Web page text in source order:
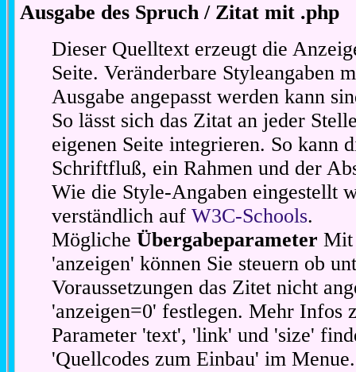
Ausgabe des Spruch / Zitat mit .php
Dieser Quelltext erzeugt die
Seite. Veränderbare Styleangaben
Ausgabe angepasst werden kann
So lässt sich das Zitat an jeder
eigenen Seite integrieren. So kann
Schriftfluß, ein Rahmen und der
Wie die Style-Angaben eingestellt
verständlich aufW3C-Schools.
MöglicheÜbergabeparameter Mit
'anzeigen' können Sie steuern ob
Voraussetzungen das Zitet nicht
'anzeigen=0' festlegen. Mehr Infos
Parameter 'text', 'link' und 'size'
'Quellcodes zum Einbau' im Menue.